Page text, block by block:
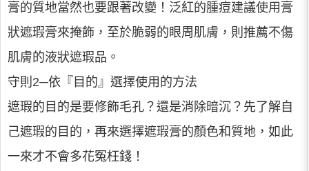
膏的質地當然也要跟著改變！泛紅的腫痘建議使用膏
狀遮瑕膏來掩飾，至於脆弱的眼周肌膚，則推薦不傷
肌膚的液狀遮瑕品。
守則2─依『目的』選擇使用的方法
遮瑕的目的是要修飾毛孔？還是消除暗沉？先了解自
己遮瑕的目的，再來選擇遮瑕膏的顏色和質地，如此
一來才不會多花冤枉錢！